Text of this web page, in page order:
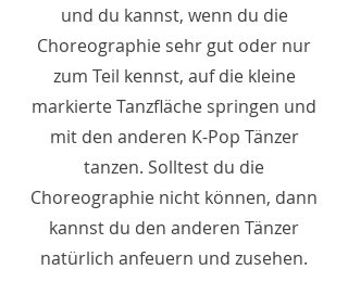
und du kannst, wenn du die
Choreographie sehr gut oder nur
zum Teil kennst, auf die kleine
markierte Tanzfläche springen und
mit den anderen K-Pop Tänzer
tanzen. Solltest du die
Choreographie nicht können, dann
kannst du den anderen Tänzer
natürlich anfeuern und zusehen.